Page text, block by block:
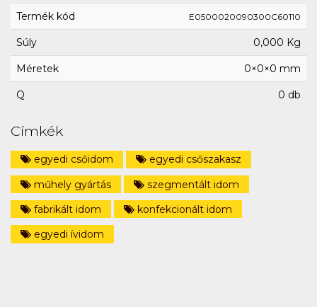
Termék kód E0500020090300C60110
Súly 0,000 Kg
Méretek 0×0×0 mm
Q 0 db
Címkék
egyedi csőidom
egyedi csőszakasz
műhely gyártás
szegmentált idom
fabrikált idom
konfekcionált idom
egyedi ívidom